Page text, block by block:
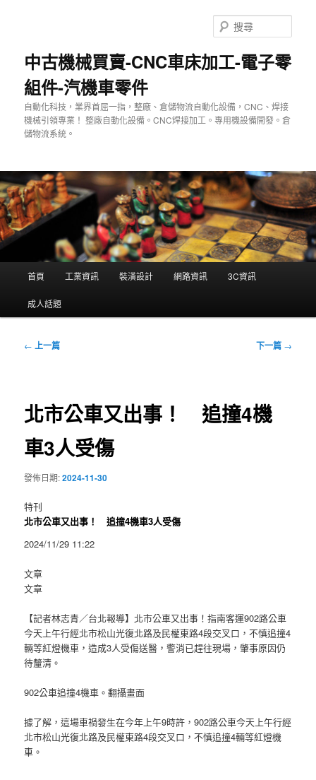
中古機械買賣-CNC車床加工-電子零
組件-汽機車零件
自動化科技，業界首屈一指，整廠、倉儲物流自動化設備，CNC、焊接
機械引領專業！ 整廠自動化設備。CNC焊接加工。專用機設備開發。倉
儲物流系統。
尋
單
首頁 工業資訊 裝潢設計 網路資訊 3C資訊
成人話題
文
← 上一篇 下一篇 →
北市公車又出事！ 追撞4機
車3人受傷
發佈日期:2024-11-30
特刊
北市公車又出事！ 追撞4機車3人受傷
2024/11/29 11:22
文章
文章
【記者林志青／台北報導】北市公車又出事！指南客運902路公車
今天上午行經北市松山光復北路及民權東路4段交叉口，不慎追撞4
輛等紅燈機車，造成3人受傷送醫，警消已趕往現場，肇事原因仍
待釐清。
902公車追撞4機車。翻攝畫面
據了解，這場車禍發生在今年上午9時許，902路公車今天上午行經
北市松山光復北路及民權東路4段交叉口，不慎追撞4輛等紅燈機
車。